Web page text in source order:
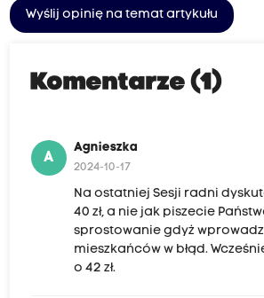
Wyślij opinię na temat artykułu
Komentarze (1)
A
Agnieszka
2024-10-17
Na ostatniej Sesji radni
40 zł, a nie jak piszecie
sprostowanie gdyż
mieszkańców w błąd.
o 42 zł.